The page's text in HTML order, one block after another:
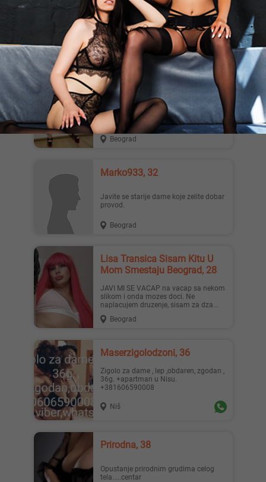
Atraktivna crnka za galantne dolazim
kod vas Beograd zagarantovan dobar
provod dogovor pozivom vi...
Beograd
Vatrena Crnka, 25
savrsena... U krevetu perfektna i
strastvena zecica jav...
Beograd
Marko933, 32
Javite se starije dame koje zelite dobar
provod.
Beograd
Lisa Transica Sisam Kitu U
Mom Smestaju Beograd, 28
JAVI MI SE VACAP na vacap sa nekom
slikom i onda mozes doci. Ne
naplacujem druzenje, sisam za dza...
Beograd
Maserzigolodzoni, 36
Zigolo za dame , lep ,obdaren, zgodan ,
36g. +apartman u Nisu.
+381606590008
Niš
Prirodna, 38
Opustanje prirodnim grudima celog
tela.....centar